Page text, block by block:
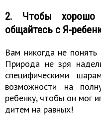
2. Чтобы хорошо
общайтесь с Я-
Вам никогда не понять
Природа не зря
специфическими
возможности на
ребенку, чтобы он мог
дитем на равных!